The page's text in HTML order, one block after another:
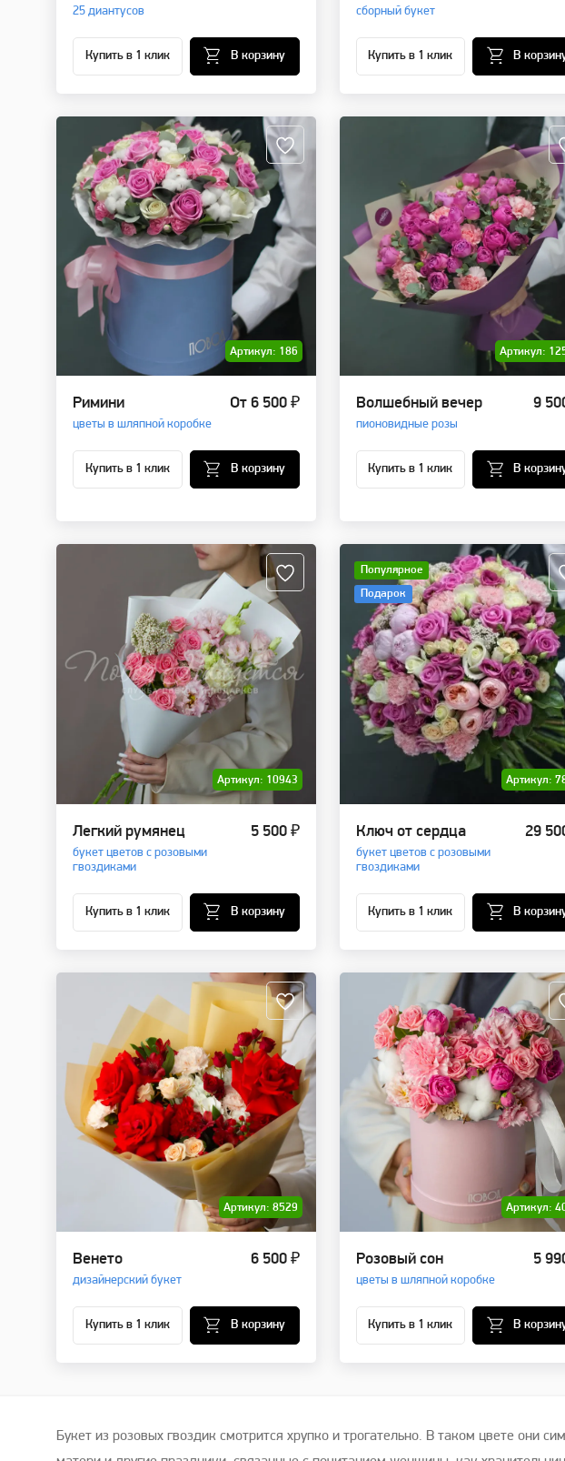
25 диантусов
Купить в 1 клик В корзину
сборный букет
Купить в 1 клик В
Артикул: 186
Римини
цветы в шляпной коробке
От 6 500 ₽
Купить в 1 клик В корзину
Артикул:
Волшебный вечер
пионовидные розы
9
Купить в 1 клик В
Артикул: 10943
Легкий румянец
букет цветов с розовыми
гвоздиками
5 500 ₽
Купить в 1 клик В корзину
Популярное
Подарок
Артикул:
Ключ от сердца
букет цветов с розовыми
гвоздиками
29
Купить в 1 клик В
Артикул: 8529
Венето
дизайнерский букет
6 500 ₽
Купить в 1 клик В корзину
Артикул:
Розовый сон
цветы в шляпной коробке
5
Купить в 1 клик В
Букет из розовых гвоздик смотрится хрупко и трогательно. В таком цвете они